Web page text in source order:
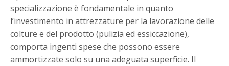
specializzazione è fondamentale in quanto
l’investimento in attrezzature per la lavorazione delle
colture e del prodotto (pulizia ed essiccazione),
comporta ingenti spese che possono essere
ammortizzate solo su una adeguata superficie. Il